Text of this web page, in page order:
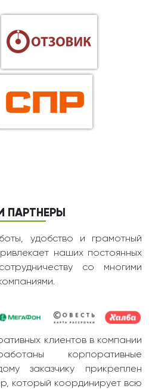
ПАРТНЕРЫ
удобство и грамотный
наших постоянных
со многими
клиентов в компании
корпоративные
заказчику прикреплен
который координирует всю